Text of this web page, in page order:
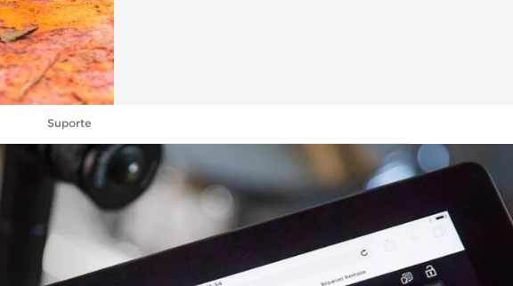
Suporte